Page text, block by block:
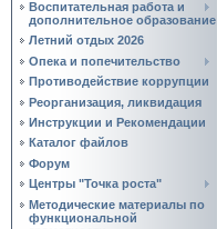
Воспитательная работа и
дополнительное образование
Летний отдых 2026
Опека и попечительство
Противодействие коррупции
Реорганизация, ликвидация
Инструкции и Рекомендации
Каталог файлов
Форум
Центры "Точка роста"
Методические материалы по
функциональной